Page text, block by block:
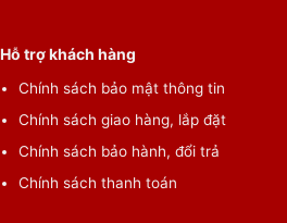
Hỗ trợ khách hàng
Chính sách bảo mật thông tin
Chính sách giao hàng, lắp đặt
Chính sách bảo hành, đổi trả
Chính sách thanh toán